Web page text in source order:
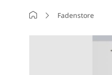
StartseiteFadenstore